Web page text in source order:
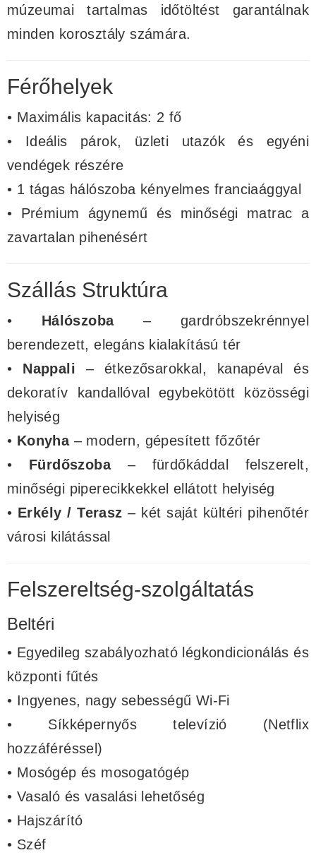
múzeumai tartalmas időtöltést garantálnak
minden korosztály számára.
Férőhelyek
• Maximális kapacitás: 2 fő
• Ideális párok, üzleti utazók és egyéni
vendégek részére
• 1 tágas hálószoba kényelmes franciaággyal
• Prémium ágynemű és minőségi matrac a
zavartalan pihenésért
Szállás Struktúra
• Hálószoba– gardróbszekrénnyel
berendezett, elegáns kialakítású tér
• Nappali – étkezősarokkal, kanapéval és
dekoratív kandallóval egybekötött közösségi
helyiség
• Konyha– modern, gépesített főzőtér
• Fürdőszoba– fürdőkáddal felszerelt,
minőségi piperecikkekkel ellátott helyiség
• Erkély / Terasz – két saját kültéri pihenőtér
városi kilátással
Felszereltség-szolgáltatás
Beltéri
• Egyedileg szabályozható légkondicionálás és
központi fűtés
• Ingyenes, nagy sebességű Wi-Fi
• Síkképernyős televízió (Netflix
hozzáféréssel)
• Mosógép és mosogatógép
• Vasaló és vasalási lehetőség
• Hajszárító
• Széf